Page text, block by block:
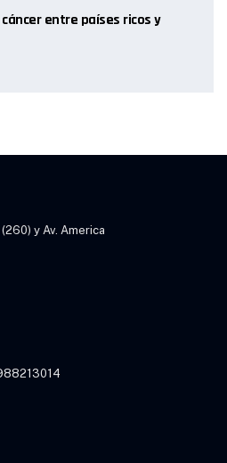
entre países ricos y
y Av. America